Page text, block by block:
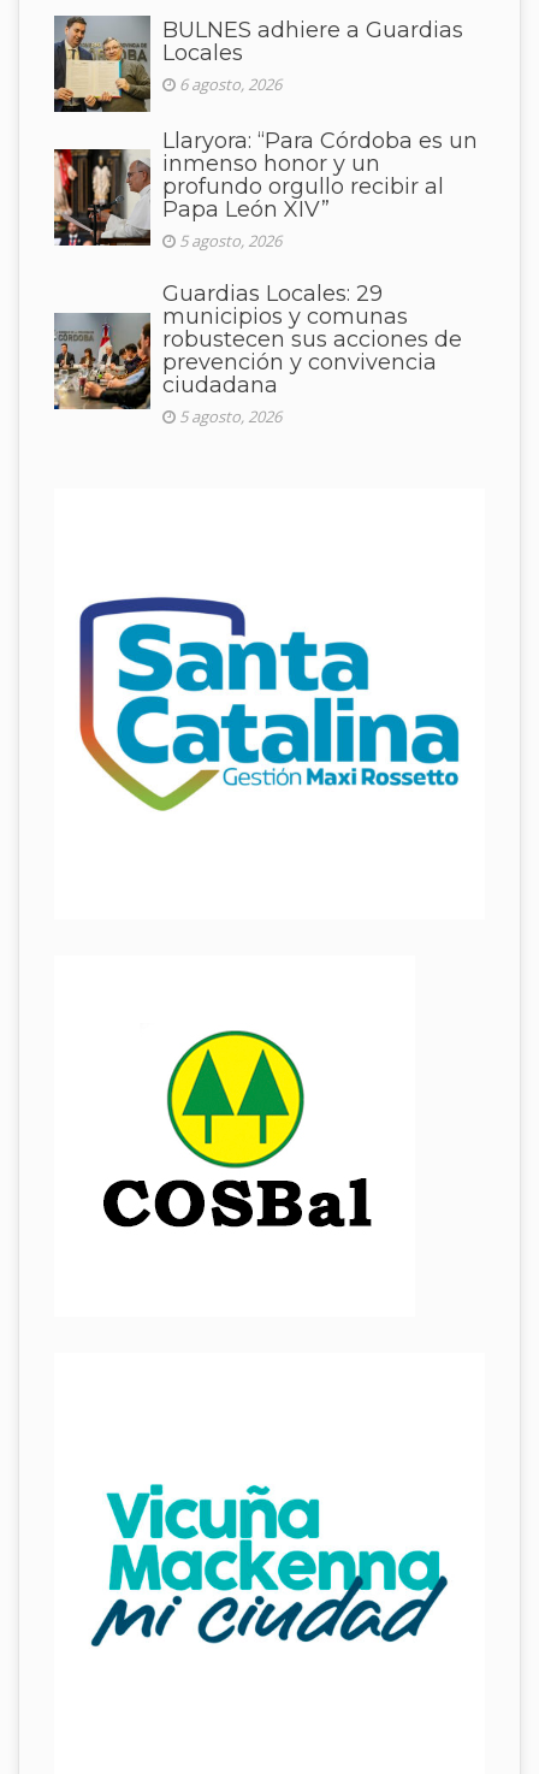
BULNES adhiere a Guardias
Locales
6 agosto, 2026
Llaryora: “Para Córdoba es un
inmenso honor y un
profundo orgullo recibir al
Papa León XIV”
5 agosto, 2026
Guardias Locales: 29
municipios y comunas
robustecen sus acciones de
prevención y convivencia
ciudadana
5 agosto, 2026